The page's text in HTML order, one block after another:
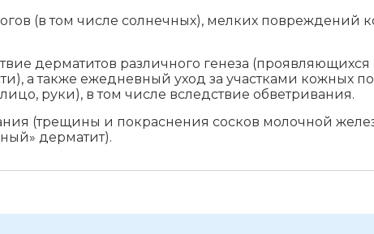
(в том числе солнечных), мелких повреждений
дерматитов различного генеза (проявляющихся
а также ежедневный уход за участками кожных
руки), в том числе вследствие обветривания.
(трещины и покраснения сосков молочной
дерматит).